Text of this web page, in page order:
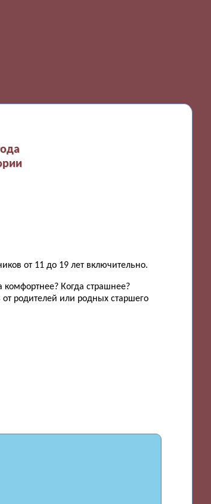
от 11 до 19 лет включительно.
Когда страшнее?
родителей или родных старшего